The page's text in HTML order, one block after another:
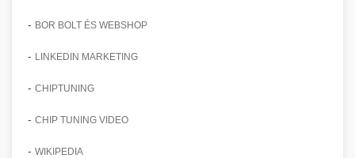
- BOR BOLT ÉS WEBSHOP
- LINKEDIN MARKETING
- CHIPTUNING
- CHIP TUNING VIDEO
- WIKIPEDIA